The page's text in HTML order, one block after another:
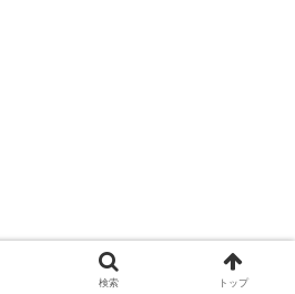
検索 トップ